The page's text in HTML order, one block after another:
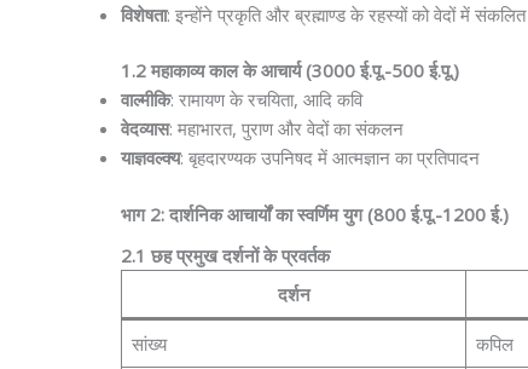
विशेषता: इन्होंने प्रकृति और ब्रह्माण्ड के रहस्यों को वेदों में संकलित
1.2 महाकाव्य काल के आचार्य (3000 ई.पू.-500 ई.पू.)
वाल्मीकि: रामायण के रचयिता, आदि कवि
वेदव्यास: महाभारत, पुराण और वेदों का संकलन
याज्ञवल्क्य: बृहदारण्यक उपनिषद में आत्मज्ञान का प्रतिपादन
भाग 2: दार्शनिक आचार्यों का स्वर्णिम युग (800 ई.पू.-1200 ई.)
2.1 छह प्रमुख दर्शनों के प्रवर्तक
दर्शन
सांख्य कपिल